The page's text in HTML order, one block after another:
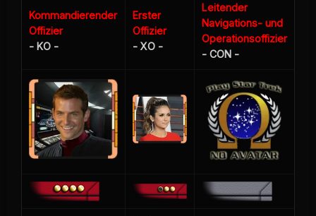
Kommandierender
Offizier
- KO -
Erster
Offizier
- XO -
Leitender
Navigations- und
Operationsoffizier
- CON -